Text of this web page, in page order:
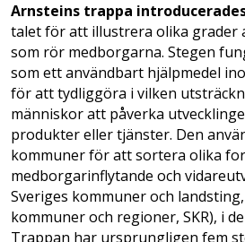
Arnsteins trappa
talet för att illustrera olika grader
som rör medborgarna. Stegen
som ett användbart hjälpmedel
för att tydliggöra i vilken
människor att påverka
produkter eller tjänster. Den
kommuner för att sortera olika
medborgarinflytande och
Sveriges kommuner och
kommuner och regioner, SKR), i
Trappan har ursprungligen fem